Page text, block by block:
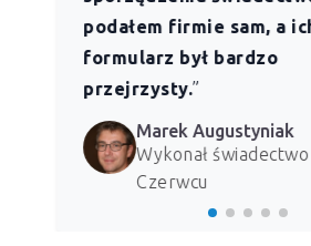
podałem firmie sam, a
formularz był bardzo
przejrzysty.”
Marek Augustyniak
Wykonał
Czerwcu